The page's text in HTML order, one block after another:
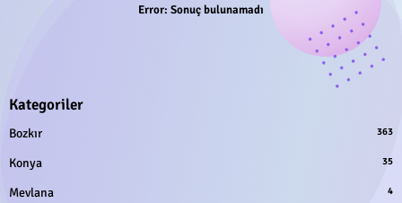
Error: Sonuç bulunamadı
Kategoriler
Bozkır 363
Konya 35
Mevlana 4